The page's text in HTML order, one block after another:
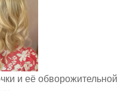
и её обворожительной